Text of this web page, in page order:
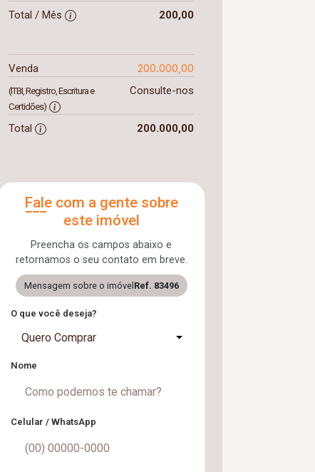
Total / Mês
200,00
Venda 200.000,00
(ITBI, Registro, Escritura e
Certidões)
Consulte-nos
Total 200.000,00
Fale com a gente sobre
este imóvel
Preencha os campos abaixo e
retornamos o seu contato em breve.
Mensagem sobre o imóvel Ref. 83496
O que você deseja?
Quero Comprar
Nome
Celular / WhatsApp